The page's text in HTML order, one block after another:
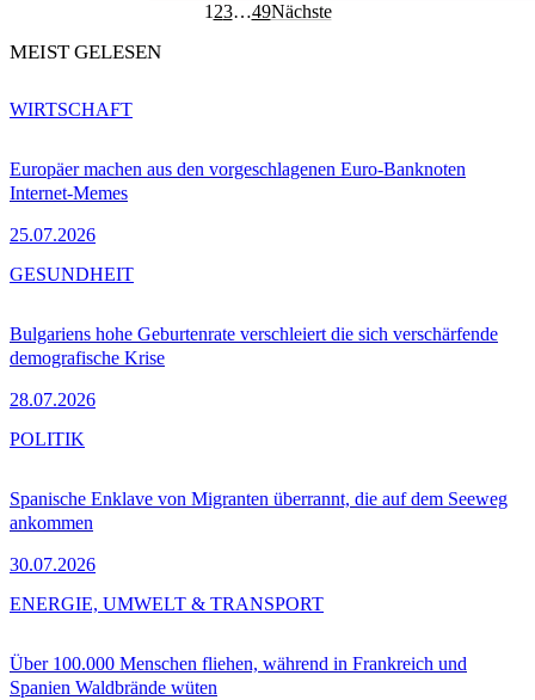
1 23…49Nächste
MEIST GELESEN
Europäer machen aus den vorgeschlagenen Euro-Banknoten
Internet-Memes
25.07.2026
WIRTSCHAFT
Bulgariens hohe Geburtenrate verschleiert die sich verschärfende
demografische Krise
28.07.2026
GESUNDHEIT
Spanische Enklave von Migranten überrannt, die auf dem Seeweg
ankommen
30.07.2026
POLITIK
Über 100.000 Menschen fliehen, während in Frankreich und
Spanien Waldbrände wüten
ENERGIE, UMWELT & TRANSPORT